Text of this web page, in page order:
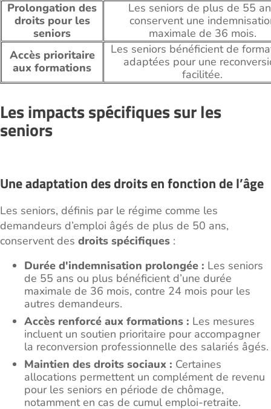
Prolongation des
droits pour les
seniors
Les seniors de plus de 55
conservent une
maximale de 36 mois.
Accès prioritaire
aux formations
Les seniors bénéficient de
adaptées pour une
facilitée.
Les impacts spécifiques sur les
seniors
Une adaptation des droits en fonction de l’âge
Les seniors, définis par le régime comme les
demandeurs d’emploi âgés de plus de 50 ans,
conservent des droits spécifiques :
Durée d'indemnisation prolongée : Les seniors
de 55 ans ou plus bénéficient d’une durée
maximale de 36 mois, contre 24 mois pour les
autres demandeurs.
Accès renforcé aux formations : Les mesures
incluent un soutien prioritaire pour accompagner
la reconversion professionnelle des salariés âgés.
Maintien des droits sociaux : Certaines
allocations permettent un complément de revenu
pour les seniors en période de chômage,
notamment en cas de cumul emploi-retraite.